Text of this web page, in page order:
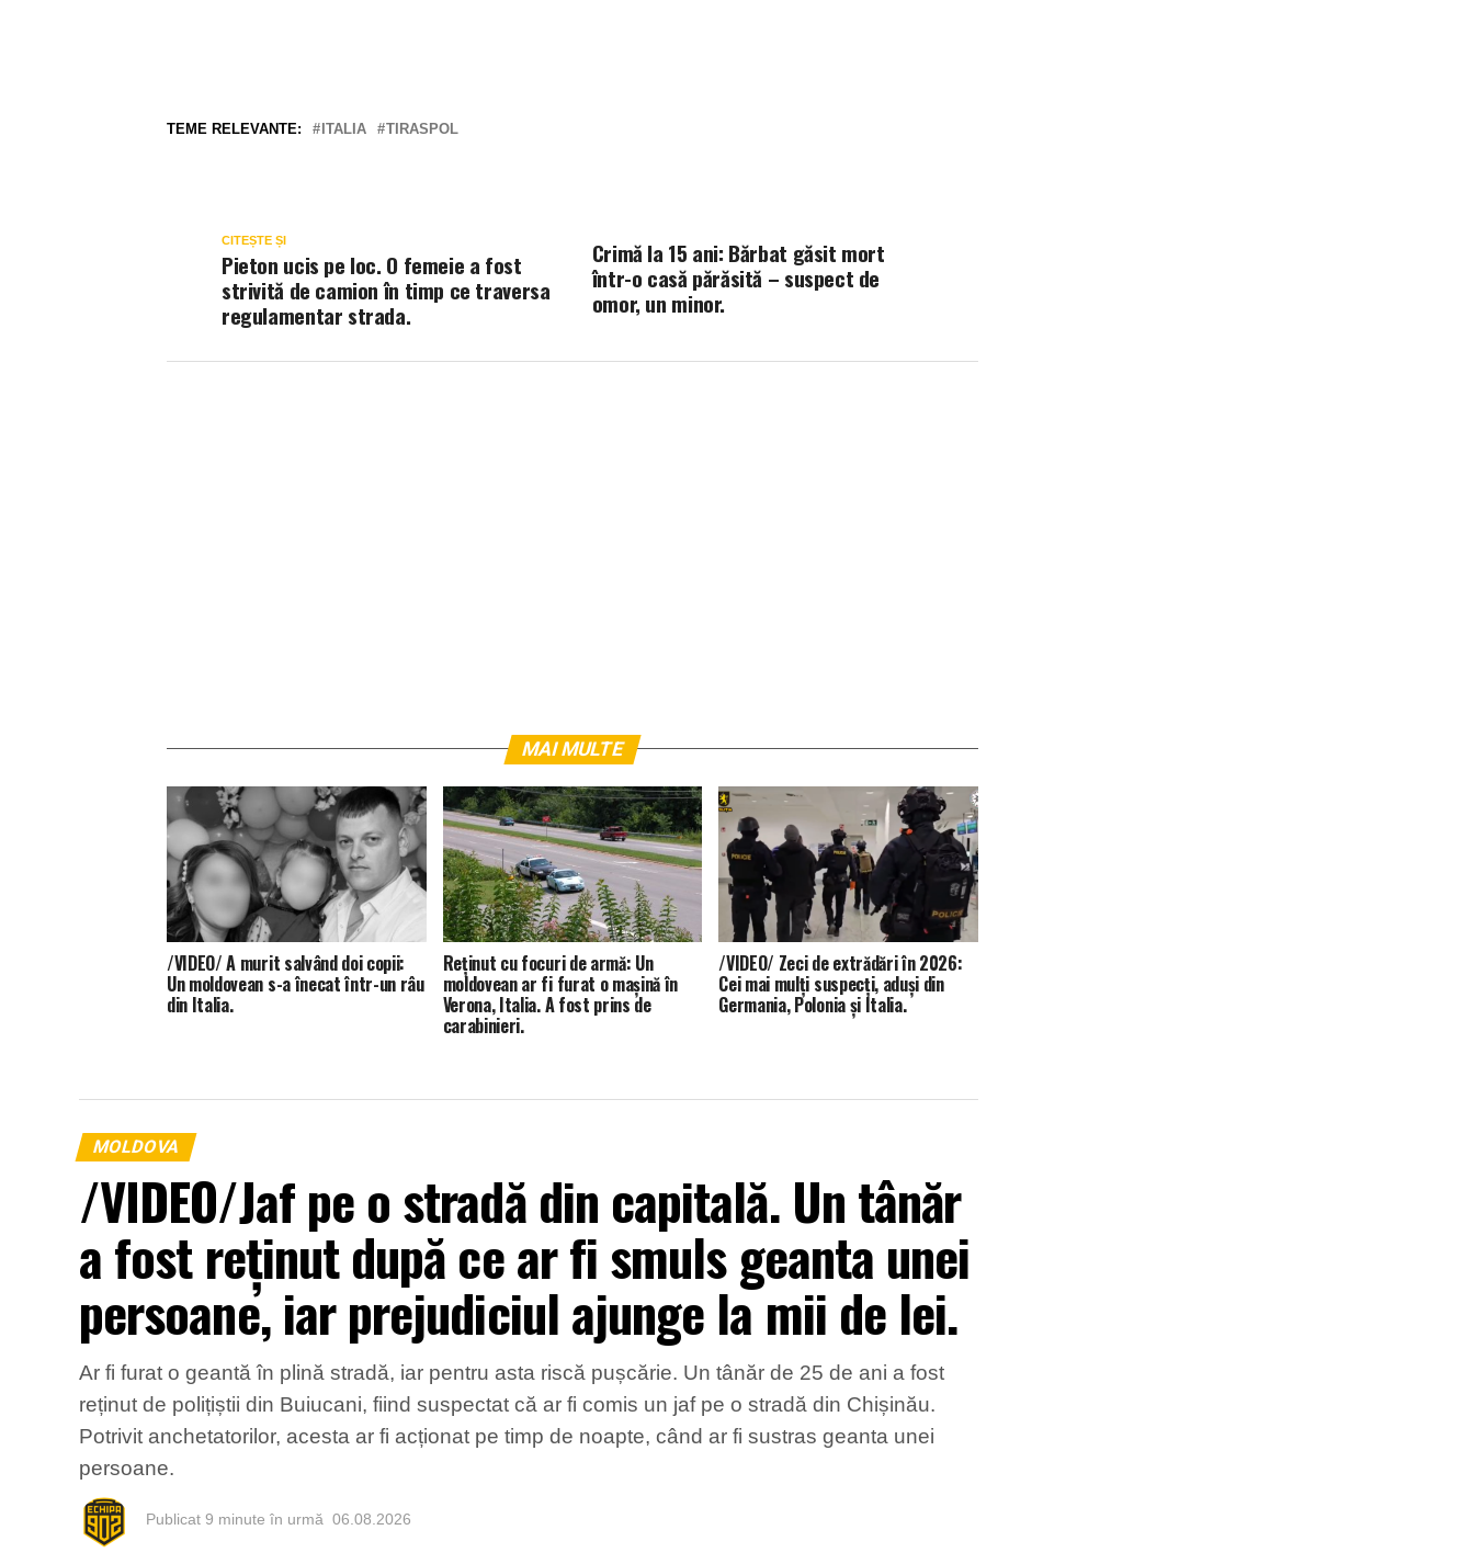
TEME RELEVANTE: ITALIA TIRASPOL
Crimă la 15 ani: Bărbat găsit mort
într-o casă părăsită – suspect de
omor, un minor.
CITEȘTE ȘI
Pieton ucis pe loc. O femeie a fost
strivită de camion în timp ce traversa
regulamentar strada.
MAI MULTE
/VIDEO/ A murit salvând doi copii:
Un moldovean s-a înecat într-un râu
din Italia.
Reținut cu focuri de armă: Un
moldovean ar fi furat o mașină în
Verona, Italia. A fost prins de
carabinieri.
/VIDEO/ Zeci de extrădări în 2026:
Cei mai mulți suspecți, aduși din
Germania, Polonia și Italia.
MOLDOVA
/VIDEO/Jaf pe o stradă din capitală. Un tânăr
a fost reținut după ce ar fi smuls geanta unei
persoane, iar prejudiciul ajunge la mii de lei.
Ar fi furat o geantă în plină stradă, iar pentru asta riscă pușcărie. Un tânăr de 25 de ani a fost
reținut de polițiștii din Buiucani, fiind suspectat că ar fi comis un jaf pe o stradă din Chișinău.
Potrivit anchetatorilor, acesta ar fi acționat pe timp de noapte, când ar fi sustras geanta unei
persoane.
Publicat 9 minute în urmă 06.08.2026